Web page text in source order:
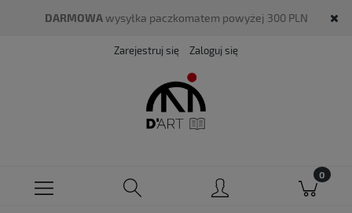
DARMOWAwysyłka paczkomatem powyżej 300 PLN
Zarejestruj się Zaloguj się